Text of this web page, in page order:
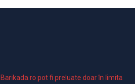
pot fi preluate doar în limita